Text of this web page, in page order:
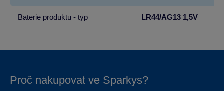
Baterie produktu - typ LR44/AG13 1,5V
Proč nakupovat ve Sparkys?